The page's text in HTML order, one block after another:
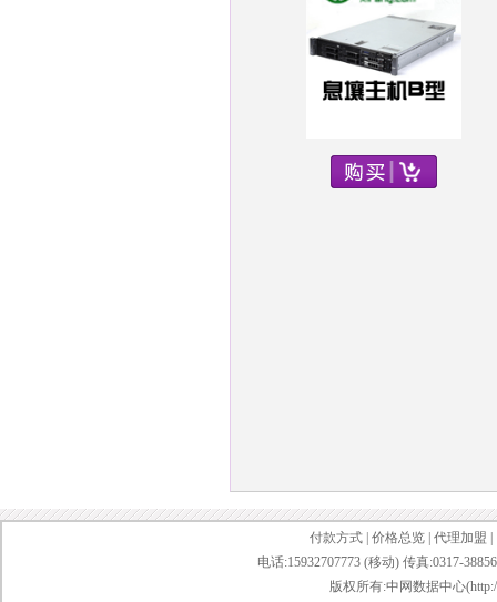
付款方式 价格总览 代理加盟
电话:15932707773 (移动) 传真:0317-
版权所有:中网数据中心